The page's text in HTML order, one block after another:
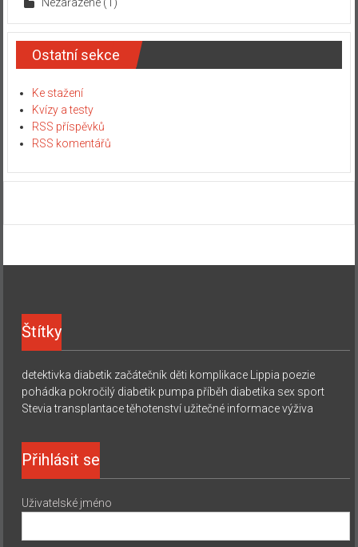
Ostatní sekce
Ke stažení
Kvízy a testy
RSS příspěvků
RSS komentářů
Štítky
detektivka diabetik začátečník děti komplikace Lippia poezie
pohádka pokročilý diabetik pumpa příběh diabetika sex sport
Stevia transplantace těhotenství užitečné informace výživa
Přihlásit se
Uživatelské jméno